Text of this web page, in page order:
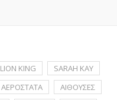
LION KING
SARAH KAY
ΑΕΡΟΣΤΑΤΑ
ΑΙΘΟΥΣΕΣ